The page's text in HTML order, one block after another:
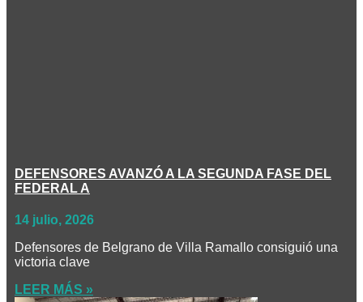
DEFENSORES AVANZÓ A LA SEGUNDA FASE DEL
FEDERAL A
14 julio, 2026
Defensores de Belgrano de Villa Ramallo consiguió una
victoria clave
LEER MÁS »